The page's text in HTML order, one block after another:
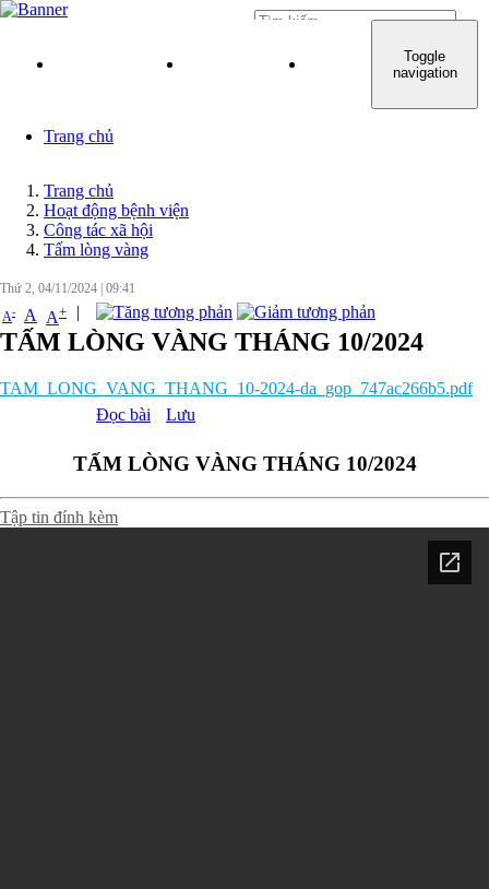
QUY TRÌNH KHÁM
Toggle
navigation
Trang chủ
Trang chủ
Hoạt động bệnh viện
Công tác xã hội
Tấm lòng vàng
Thứ 2, 04/11/2024 09:41
A- A A+ |
TẤM LÒNG VÀNG THÁNG 10/2024
TAM_LONG_VANG_THANG_10-2024-da_gop_747ac266b5.pdf
Đọc bài
Lưu
TẤM LÒNG VÀNG THÁNG 10/2024
Tập tin đính kèm